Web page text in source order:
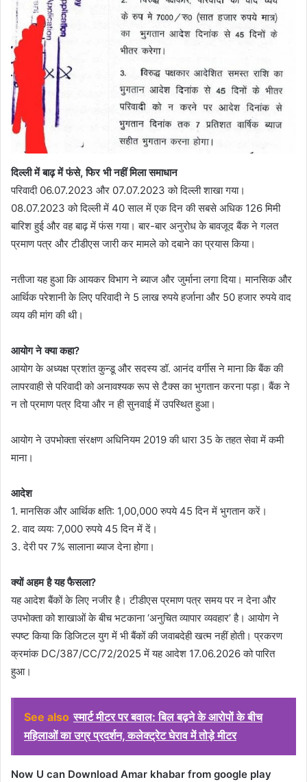
दिल्ली में बाढ़ में फंसे, फिर भी नहीं मिला समाधान
परिवादी 06.07.2023 और 07.07.2023 को दिल्ली शाखा गया।
08.07.2023 को दिल्ली में 40 साल में एक दिन की सबसे अधिक 126 मिमी
बारिश हुई और वह बाढ़ में फंस गया। बार-बार अनुरोध के बावजूद बैंक ने गलत
प्रमाण पत्र और टीडीएस जारी कर मामले को दबाने का प्रयास किया।
नतीजा यह हुआ कि आयकर विभाग ने ब्याज और जुर्माना लगा दिया। मानसिक और
आर्थिक परेशानी के लिए परिवादी ने 5 लाख रुपये हर्जाना और 50 हजार रुपये वाद
व्यय की मांग की थी।
आयोग ने क्या कहा?
आयोग के अध्यक्ष प्रशांत कुन्डू और सदस्य डॉ. आनंद वर्गीस ने माना कि बैंक की
लापरवाही से परिवादी को अनावश्यक रूप से टैक्स का भुगतान करना पड़ा। बैंक ने
न तो प्रमाण पत्र दिया और न ही सुनवाई में उपस्थित हुआ।
आयोग ने उपभोक्ता संरक्षण अधिनियम 2019 की धारा 35 के तहत सेवा में कमी
माना।
आदेश
1. मानसिक और आर्थिक क्षति: 1,00,000 रुपये 45 दिन में भुगतान करें।
2. वाद व्यय: 7,000 रुपये 45 दिन में दें।
3. देरी पर 7% सालाना ब्याज देना होगा।
क्यों अहम है यह फैसला?
यह आदेश बैंकों के लिए नजीर है। टीडीएस प्रमाण पत्र समय पर न देना और
उपभोक्ता को शाखाओं के बीच भटकाना ‘अनुचित व्यापार व्यवहार’ है। आयोग ने
स्पष्ट किया कि डिजिटल युग में भी बैंकों की जवाबदेही खत्म नहीं होती। प्रकरण
क्रमांक DC/387/CC/72/2025 में यह आदेश 17.06.2026 को पारित
हुआ।
See also स्मार्ट मीटर पर बवाल: बिल बढ़ने के आरोपों के बीच
महिलाओं का उग्र प्रदर्शन, कलेक्ट्रेट घेराव में तोड़े मीटर
Now U can Download Amar khabar from google play